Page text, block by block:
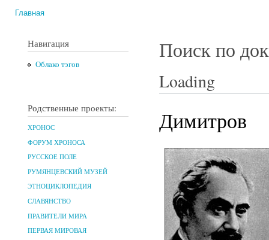
Главная
Навигация
Облако тэгов
Родственные проекты:
ХРОНОС
ФОРУМ ХРОНОСА
РУССКОЕ ПОЛЕ
РУМЯНЦЕВСКИЙ МУЗЕЙ
ЭТНОЦИКЛОПЕДИЯ
СЛАВЯНСТВО
ПРАВИТЕЛИ МИРА
ПЕРВАЯ МИРОВАЯ
Поиск по
Loading
Димитров